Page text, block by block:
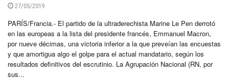
27/05/2019
PARÍS/Francia.- El partido de la ultraderechista Marine Le Pen derrotó
en las europeas a la lista del presidente francés, Emmanuel Macron,
por nueve décimas, una victoria inferior a la que preveían las encuestas
y que amortigua algo el golpe para el actual mandatario, según los
resultados definitivos del escrutinio. La Agrupación Nacional (RN, por
sus...